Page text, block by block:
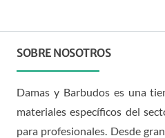
SOBRE NOSOTROS
Damas y Barbudos es una
materiales específicos del
para profesionales. Desde